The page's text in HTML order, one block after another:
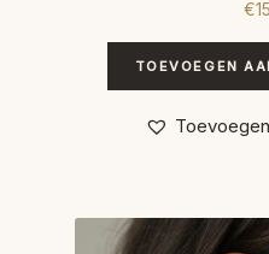
€
TOEVOEGEN